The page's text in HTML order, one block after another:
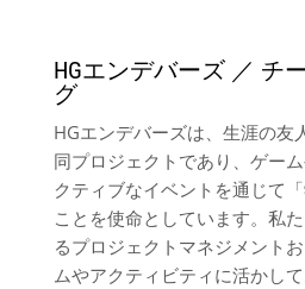
HGエンデバーズ ／ チ
グ
HGエンデバーズは、生涯の友
同プロジェクトであり、ゲー
クティブなイベントを通じて
ことを使命としています。私
るプロジェクトマネジメント
ムやアクティビティに活かし